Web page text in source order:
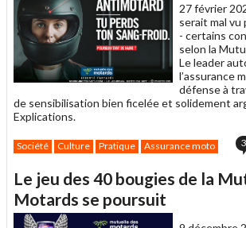
27 février
serait mal vu
- certains
selon la
Le leader
l’assurance
défense à
de sensibilisation bien ficelée et solidement
Explications.
Société Culture Pratique Assurance moto 3
Le jeu des 40 bougies de la
Motards se poursuit